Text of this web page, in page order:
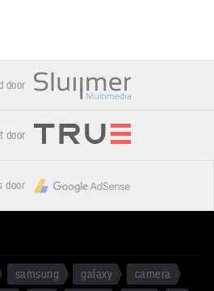
door
door
door
samsung galaxy
camera